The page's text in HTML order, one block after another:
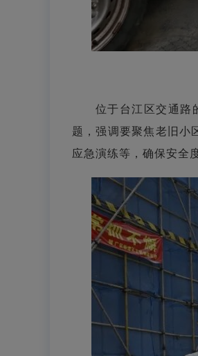
位于台江区交通路
题，强调要聚焦老旧小
应急演练等，确保安全